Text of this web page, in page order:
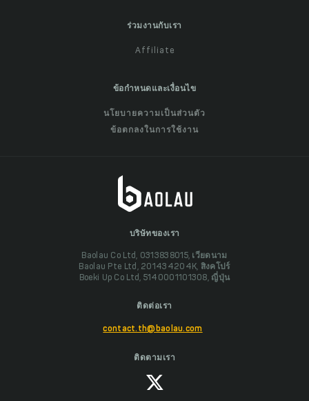
ร่วมงานกับเรา
Affiliate
ข้อกำหนดและเงื่อนไข
นโยบายความเป็นส่วนตัว
ข้อตกลงในการใช้งาน
บริษัทของเรา
Baolau Co Ltd, 0313838015, เวียดนาม
Baolau Pte Ltd, 201434204K, สิงคโปร์
Boeki Up Co Ltd, 5140001101308, ญี่ปุ่น
ติดต่อเรา
contact.th@baolau.com
ติดตามเรา